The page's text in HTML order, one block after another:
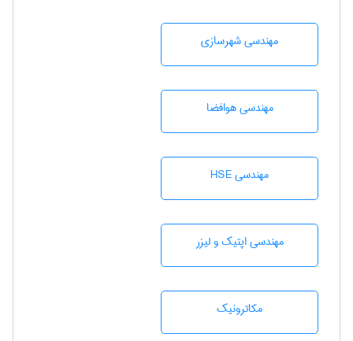
مهندسی شهرسازی
مهندسی هوافضا
مهندسی HSE
مهندسی اپتیک و لیزر
مکاترونیک